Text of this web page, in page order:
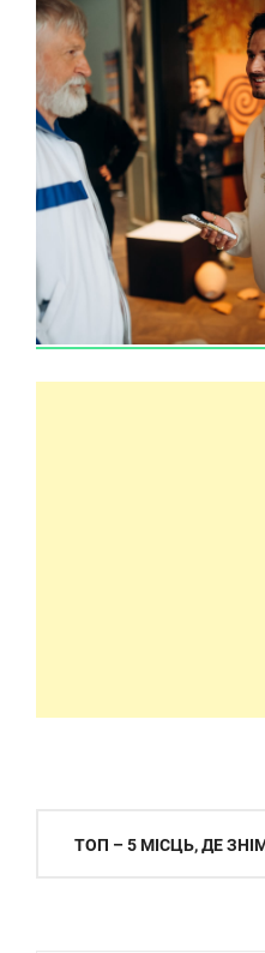
Навігація
ТОП – 5 МІСЦЬ, ДЕ